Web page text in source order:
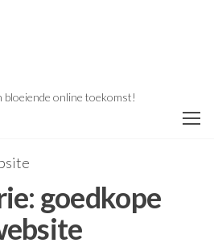
bloeiende online toekomst!
goedkope